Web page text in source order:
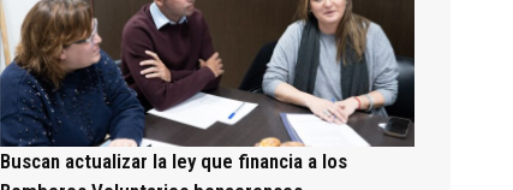
Buscan actualizar la ley que financia a los